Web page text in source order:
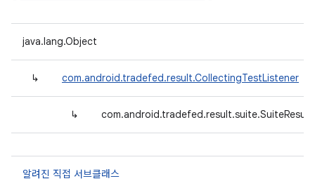
java.lang.Object
↳ com.android.tradefed.result.CollectingTestListener
↳
알려진 직접 서브클래스